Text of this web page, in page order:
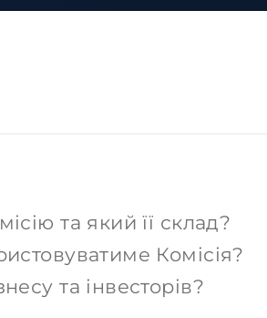
та який її склад?
Комісія?
та інвесторів?